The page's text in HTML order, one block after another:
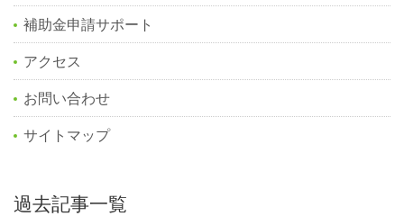
補助金申請サポート
アクセス
お問い合わせ
サイトマップ
過去記事一覧